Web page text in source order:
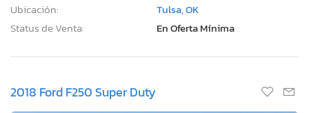
Ubicación:
Tulsa, OK
Status de Venta:
En Oferta Mínima
2018 Ford F250 Super Duty